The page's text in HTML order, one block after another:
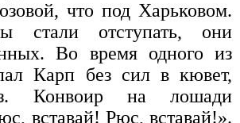
что под Харьковом.
стали отступать, они
Во время одного из
Карп без сил в кювет,
Конвоир на лошади
вставай! Рюс, вставай!».